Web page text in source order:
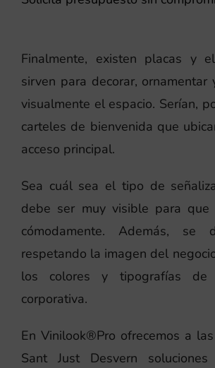
Finalmente, existen placas y
sirven para decorar, ornamentar
visualmente el espacio. Serían,
carteles de bienvenida que
acceso principal.
Sea cuál sea el tipo de
debe ser muy visible para que
cómodamente. Además, se
respetando la imagen del
los colores y tipografías de
corporativa.
En Vinilook®Pro ofrecemos a
Sant Just Desvern